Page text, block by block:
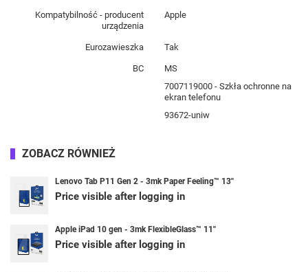
Kompatybilność - producent
urządzenia
Apple
Eurozawieszka Tak
BC
MS
7007119000 - Szkła ochronne na
ekran telefonu
93672-uniw
ZOBACZ RÓWNIEŻ
Lenovo Tab P11 Gen 2 - 3mk Paper Feeling™ 13''
Price visible after logging in
Apple iPad 10 gen - 3mk FlexibleGlass™ 11''
Price visible after logging in